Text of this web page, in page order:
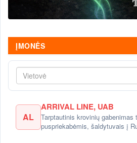
ĮMONĖS
Vietovė
AL
ARRIVAL LINE, UAB
Tarptautinis krovinių gabenimas
puspriekabėmis, šaldytuvais į